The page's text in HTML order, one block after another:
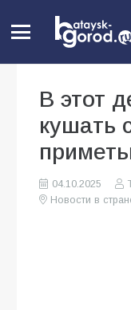
В этот
кушать
04.10.2025
Новости в